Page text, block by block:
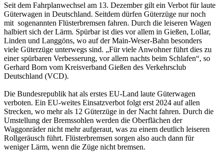
Seit dem Fahrplanwechsel am 13. Dezember gilt ein Verbot für laute
Güterwagen in Deutschland. Seitdem dürfen Güterzüge nur noch
mit sogenannten Flüsterbremsen fahren. Durch die leiseren Wagen
halbiert sich der Lärm. Spürbar ist dies vor allem in Gießen, Lollar,
Linden und Langgöns, wo auf der Main-Weser-Bahn besonders
viele Güterzüge unterwegs sind. „Für viele Anwohner führt dies zu
einer spürbaren Verbesserung, vor allem nachts beim Schlafen“, so
Gerhard Born vom Kreisverband Gießen des Verkehrsclub
Deutschland (VCD).
Die Bundesrepublik hat als erstes EU-Land laute Güterwagen
verboten. Ein EU-weites Einsatzverbot folgt erst 2024 auf allen
Strecken, wo mehr als 12 Güterzüge in der Nacht fahren. Durch die
Umstellung der Bremssohlen werden die Oberflächen der
Waggonräder nicht mehr aufgeraut, was zu einem deutlich leiseren
Rollgeräusch führt. Flüsterbremsen sorgen also auch dann für
weniger Lärm, wenn die Züge nicht bremsen.